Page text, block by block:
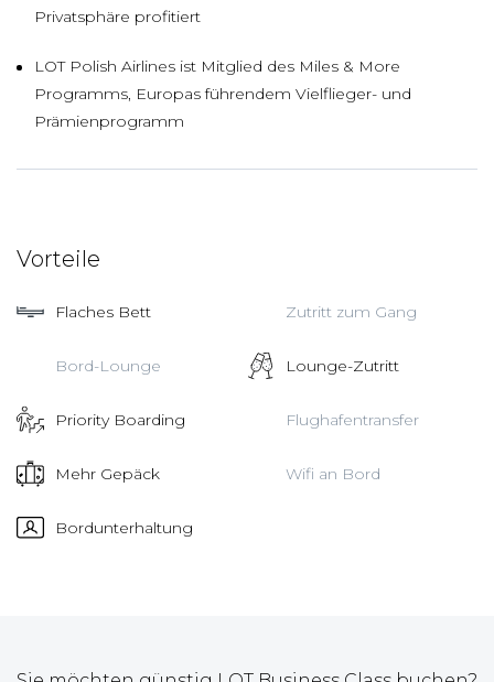
Privatsphäre profitiert
LOT Polish Airlines ist Mitglied des Miles & More
Programms, Europas führendem Vielflieger- und
Prämienprogramm
Vorteile
Flaches Bett Zutritt zum Gang
Bord-Lounge Lounge-Zutritt
Priority Boarding Flughafentransfer
Mehr Gepäck Wifi an Bord
Bordunterhaltung